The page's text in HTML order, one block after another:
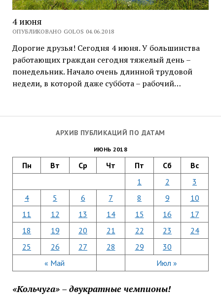
АРХИВ ПУБЛИКАЦИЙ ПО ДАТАМ
ИЮНЬ 2018
Пн Вт Ср Чт Пт Сб Вс
« Май Июл »
1 2
3
4
5 6 7 8 9
10
11
12 13 14 15 16
17
18
19 20 21 22 23
24
25
26 27 28 29 30
«Кольчуга» – двукратные чемпионы!
4 июня
ОПУБЛИКОВАНО GOLOS 04.06.2018
Дорогие друзья! Сегодня 4 июня. У большинства
работающих граждан сегодня тяжелый день –
понедельник. Начало очень длинной трудовой
недели, в которой даже суббота – рабочий…